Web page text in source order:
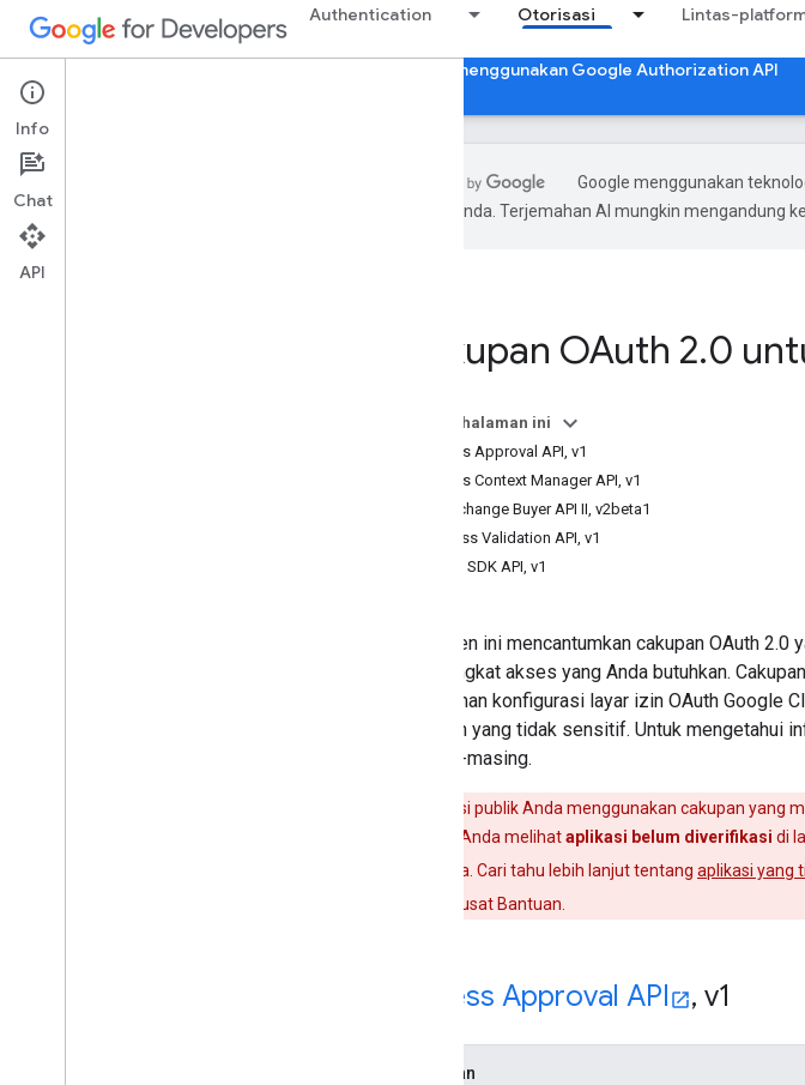
Authentication Otorisasi Lintas-
Verifikasi aplikasi untuk menggunakan Google Authorization API
Otorisasi akun Google
Ringkasan
Google menggunakan
pilihan Anda. Terjemahan AI mungkin mengandung
Cakupan OAuth 2.0
Pada halaman ini
Access Approval API, v1
Access Context Manager API, v1
Ad Exchange Buyer API II, v2beta1
Address Validation API, v1
Admin SDK API, v1
Dokumen ini mencantumkan cakupan OAuth
pada tingkat akses yang Anda butuhkan.
di halaman konfigurasi layar izin OAuth Google
cakupan yang tidak sensitif. Untuk
masing-masing.
Jika aplikasi publik Anda menggunakan cakupan
verifikasi. Jika Anda melihataplikasi belum diverifikasi di
menghapusnya. Cari tahu lebih lanjut tentang aplikasi yang
di Pusat Bantuan.
Access Approval API , v1
Cakupan
Info
Chat
API